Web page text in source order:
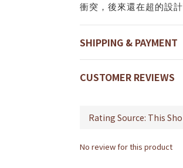
衝突，後來還在超的設
SHIPPING & PAYMENT
CUSTOMER REVIEWS
No review for this product